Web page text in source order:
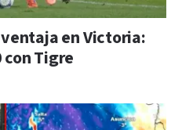
en Victoria:
con Tigre